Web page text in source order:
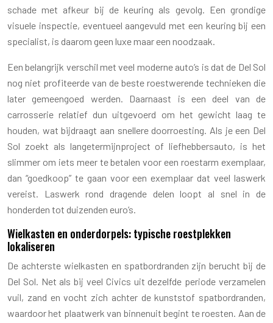
schade met afkeur bij de keuring als gevolg. Een grondige
visuele inspectie, eventueel aangevuld met een keuring bij een
specialist, is daarom geen luxe maar een noodzaak.
Een belangrijk verschil met veel moderne auto’s is dat de Del Sol
nog niet profiteerde van de beste roestwerende technieken die
later gemeengoed werden. Daarnaast is een deel van de
carrosserie relatief dun uitgevoerd om het gewicht laag te
houden, wat bijdraagt aan snellere doorroesting. Als je een Del
Sol zoekt als langetermijnproject of liefhebbersauto, is het
slimmer om iets meer te betalen voor een roestarm exemplaar,
dan “goedkoop” te gaan voor een exemplaar dat veel laswerk
vereist. Laswerk rond dragende delen loopt al snel in de
honderden tot duizenden euro’s.
Wielkasten en onderdorpels: typische roestplekken
lokaliseren
De achterste wielkasten en spatbordranden zijn berucht bij de
Del Sol. Net als bij veel Civics uit dezelfde periode verzamelen
vuil, zand en vocht zich achter de kunststof spatbordranden,
waardoor het plaatwerk van binnenuit begint te roesten. Aan de